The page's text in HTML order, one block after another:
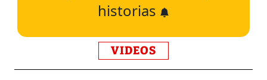
historias
VIDEOS